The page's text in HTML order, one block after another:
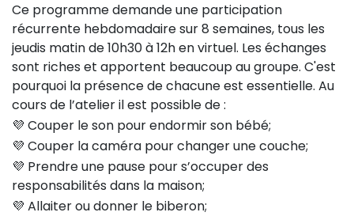
Ce programme demande une participation
récurrente hebdomadaire sur 8 semaines, tous les
jeudis matin de 10h30 à 12h en virtuel. Les échanges
sont riches et apportent beaucoup au groupe. C'est
pourquoi la présence de chacune est essentielle. Au
cours de l’atelier il est possible de :
💜 Couper le son pour endormir son bébé;
💜 Couper la caméra pour changer une couche;
💜 Prendre une pause pour s’occuper des
responsabilités dans la maison;
💜 Allaiter ou donner le biberon;